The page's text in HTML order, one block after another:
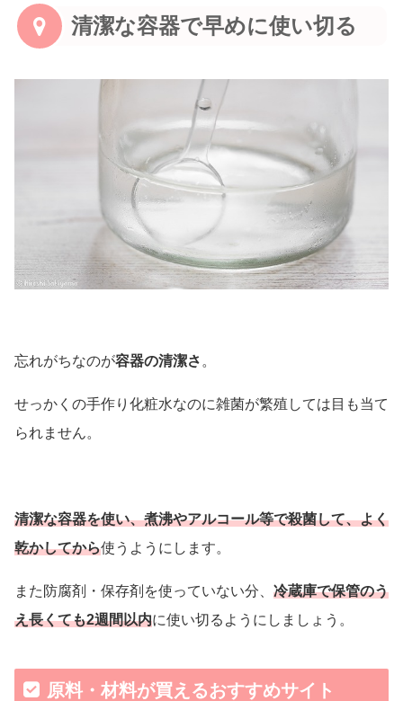
清潔な容器で早めに使い切る
忘れがちなのが容器の清潔さ 。
せっかくの手作り化粧水なのに雑菌が繁殖しては目も当て
られません。
清潔な容器を使い、煮沸やアルコール等で殺菌して、よく
乾かしてから使うようにします。
また防腐剤・保存剤を使っていない分、 冷蔵庫で保管のう
え長くても2週間以内に使い切るようにしましょう。
原料・材料が買えるおすすめサイト